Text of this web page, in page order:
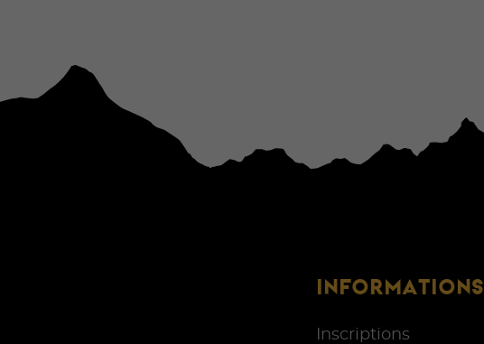
INFORMATIONS
Inscriptions